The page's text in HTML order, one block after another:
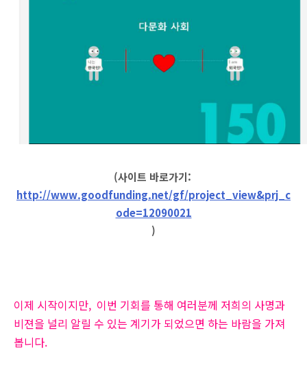
(사이트 바로가기:
http://www.goodfunding.net/gf/project_view&prj_c
ode=12090021
)
이제 시작이지만, 이번 기회를 통해 여러분께 저희의 사명과
비젼을 널리 알릴 수 있는 계기가 되었으면 하는 바람을 가져
봅니다.